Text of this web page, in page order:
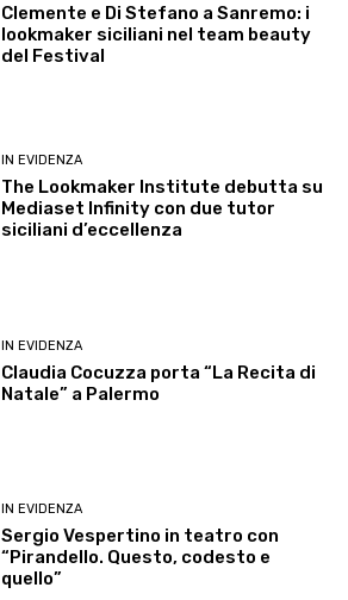
Clemente e Di Stefano a Sanremo: i
lookmaker siciliani nel team beauty
del Festival
IN EVIDENZA
The Lookmaker Institute debutta su
Mediaset Infinity con due tutor
siciliani d’eccellenza
IN EVIDENZA
Claudia Cocuzza porta “La Recita di
Natale” a Palermo
IN EVIDENZA
Sergio Vespertino in teatro con
“Pirandello. Questo, codesto e
quello”